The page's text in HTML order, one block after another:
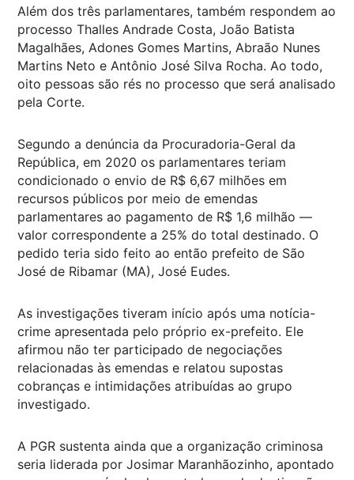
Além dos três parlamentares, também respondem ao
processo Thalles Andrade Costa, João Batista
Magalhães, Adones Gomes Martins, Abraão Nunes
Martins Neto e Antônio José Silva Rocha. Ao todo,
oito pessoas são rés no processo que será analisado
pela Corte.
Segundo a denúncia da Procuradoria-Geral da
República, em 2020 os parlamentares teriam
condicionado o envio de R$ 6,67 milhões em
recursos públicos por meio de emendas
parlamentares ao pagamento de R$ 1,6 milhão —
valor correspondente a 25% do total destinado. O
pedido teria sido feito ao então prefeito de São
José de Ribamar (MA), José Eudes.
As investigações tiveram início após uma notícia-
crime apresentada pelo próprio ex-prefeito. Ele
afirmou não ter participado de negociações
relacionadas às emendas e relatou supostas
cobranças e intimidações atribuídas ao grupo
investigado.
A PGR sustenta ainda que a organização criminosa
seria liderada por Josimar Maranhãozinho, apontado